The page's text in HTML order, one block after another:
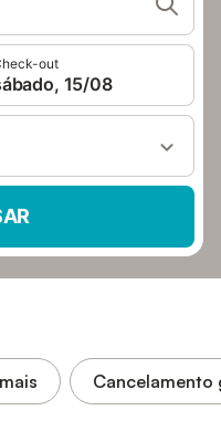
out
15/08
Cancelamento